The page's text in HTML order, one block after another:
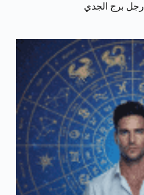
رجل برج الجدي